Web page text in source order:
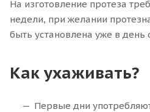
На изготовление протеза
недели, при желании
быть установлена уже в день
Как ухаживать?
Первые дни